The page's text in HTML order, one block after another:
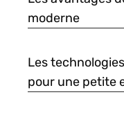
moderne
Les
pour une petite